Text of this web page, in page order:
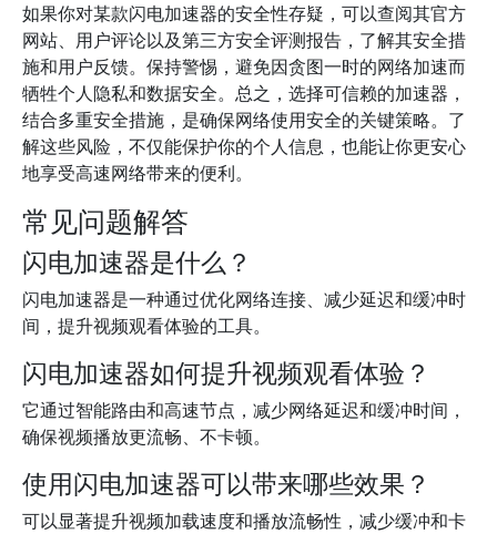
如果你对某款闪电加速器的安全性存疑，可以查阅其官方
网站、用户评论以及第三方安全评测报告，了解其安全措
施和用户反馈。保持警惕，避免因贪图一时的网络加速而
牺牲个人隐私和数据安全。总之，选择可信赖的加速器，
结合多重安全措施，是确保网络使用安全的关键策略。了
解这些风险，不仅能保护你的个人信息，也能让你更安心
地享受高速网络带来的便利。
常见问题解答
闪电加速器是什么？
闪电加速器是一种通过优化网络连接、减少延迟和缓冲时
间，提升视频观看体验的工具。
闪电加速器如何提升视频观看体验？
它通过智能路由和高速节点，减少网络延迟和缓冲时间，
确保视频播放更流畅、不卡顿。
使用闪电加速器可以带来哪些效果？
可以显著提升视频加载速度和播放流畅性，减少缓冲和卡